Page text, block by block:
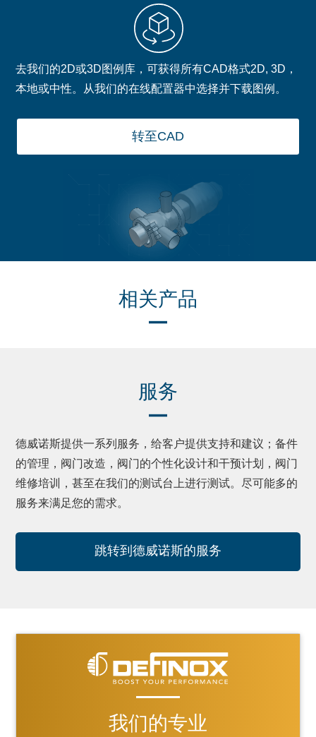
去我们的2D或3D图例库，可获得所有CAD格式2D, 3D，
本地或中性。从我们的在线配置器中选择并下载图例。
转至CAD
相关产品
服务
德威诺斯提供一系列服务，给客户提供支持和建议；备件
的管理，阀门改造，阀门的个性化设计和干预计划，阀门
维修培训，甚至在我们的测试台上进行测试。尽可能多的
服务来满足您的需求。
跳转到德威诺斯的服务
我们的专业